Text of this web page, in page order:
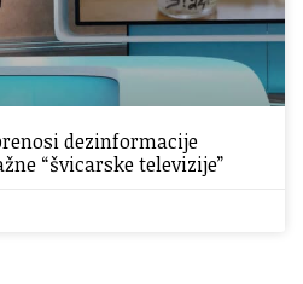
dezinformacije
“švicarske televizije”